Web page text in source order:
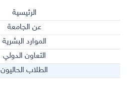
الرئيسية
عن الجامعة
الموارد البشرية
التعاون الدولي
الطلاب الحاليون